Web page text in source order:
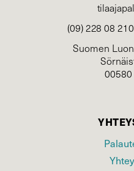
(09) 228 08
Suomen